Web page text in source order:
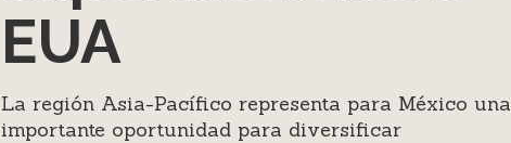
EUA
La región Asia-Pacífico representa para México una
importante oportunidad para diversificar